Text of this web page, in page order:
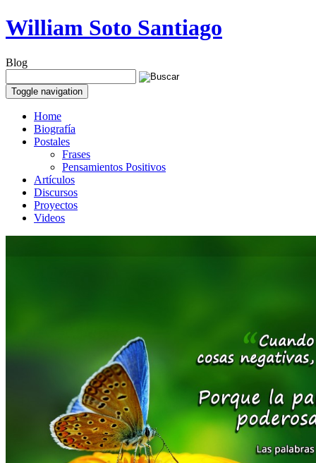
William Soto Santiago
Blog
Toggle navigation
Home
Biografía
Postales
Frases
Pensamientos Positivos
Artículos
Discursos
Proyectos
Videos